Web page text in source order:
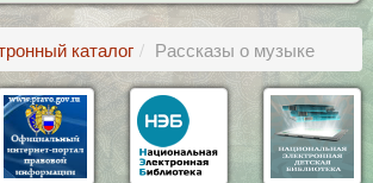
каталог Рассказы о музыке